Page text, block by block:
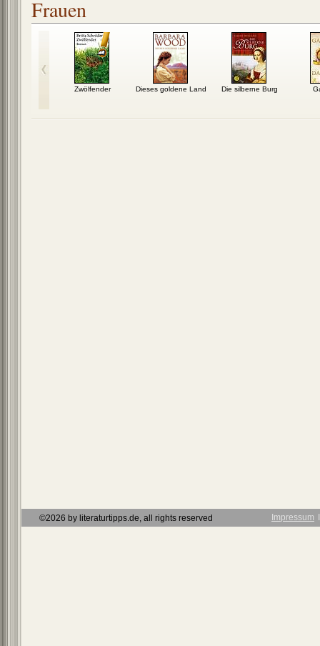
Frauen
Zwölfender Dieses goldene Land Die silberne Burg
©2026 by literaturtipps.de, all rights reserved Impressum